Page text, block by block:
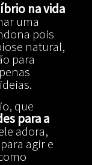
na vida
uma
pois
natural,
para
que
para a
adora,
agir e